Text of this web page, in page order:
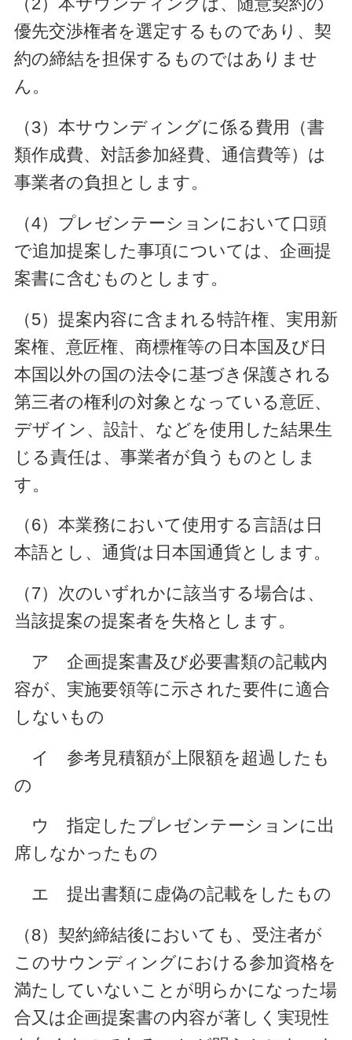
優先交渉権者を選定するものであり、契
約の締結を担保するものではありませ
ん。
（3）本サウンディングに係る費用（書
類作成費、対話参加経費、通信費等）は
事業者の負担とします。
（4）プレゼンテーションにおいて口頭
で追加提案した事項については、企画提
案書に含むものとします。
（5）提案内容に含まれる特許権、実用新
案権、意匠権、商標権等の日本国及び日
本国以外の国の法令に基づき保護される
第三者の権利の対象となっている意匠、
デザイン、設計、などを使用した結果生
じる責任は、事業者が負うものとしま
す。
（6）本業務において使用する言語は日
本語とし、通貨は日本国通貨とします。
（7）次のいずれかに該当する場合は、
当該提案の提案者を失格とします。
ア 企画提案書及び必要書類の記載内
容が、実施要領等に示された要件に適合
しないもの
イ 参考見積額が上限額を超過したも
の
ウ 指定したプレゼンテーションに出
席しなかったもの
エ 提出書類に虚偽の記載をしたもの
（8）契約締結後においても、受注者が
このサウンディングにおける参加資格を
満たしていないことが明らかになった場
合又は企画提案書の内容が著しく実現性